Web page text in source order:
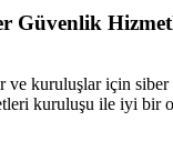
Güvenlik
kuruluşlar için
kuruluşu ile iyi bir